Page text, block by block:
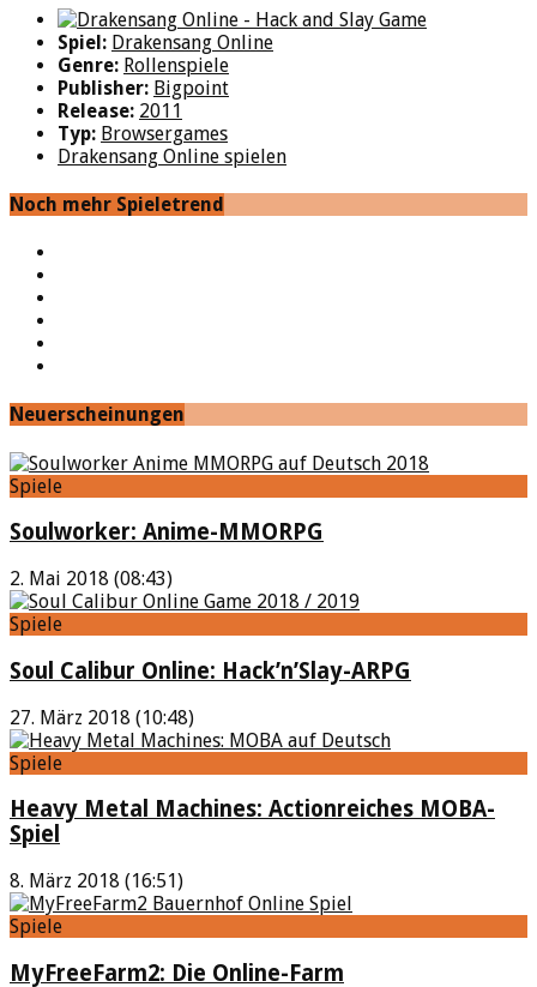
Spiel: Drakensang Online
Genre: Rollenspiele
Publisher: Bigpoint
Release: 2011
Typ: Browsergames
Drakensang Online spielen
Noch mehr Spieletrend
Neuerscheinungen
Spiele
Soulworker: Anime-MMORPG
2. Mai 2018 (08:43)
Spiele
Soul Calibur Online: Hack’n’Slay-ARPG
27. März 2018 (10:48)
Spiele
Heavy Metal Machines: Actionreiches MOBA-
Spiel
8. März 2018 (16:51)
Spiele
MyFreeFarm2: Die Online-Farm